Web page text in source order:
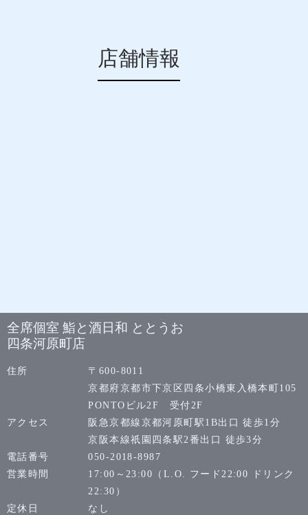
店舗情報
全席個室 鮨と酒日和 ととうお
四条河原町店
住所
〒600-8011
京都府京都市下京区四条小橋東入橋本町105
PONTOビル2F 受付2F
アクセス
阪急京都線京都河原町駅1B出口 徒歩1分
京阪本線祇園四条駅2番出口 徒歩3分
電話番号
050-2018-8987
営業時間
17:00～23:00（L.O. フード22:00 ドリンク
22:30）
定休日
なし